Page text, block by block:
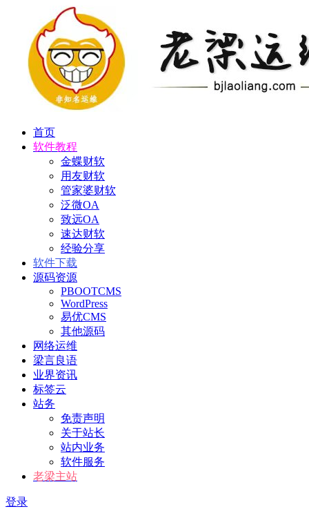
首页
软件教程
金蝶财软
用友财软
管家婆财软
泛微OA
致远OA
速达财软
经验分享
软件下载
源码资源
PBOOTCMS
WordPress
易优CMS
其他源码
网络运维
梁言良语
业界资讯
标签云
站务
免责声明
关于站长
站内业务
软件服务
老梁主站
登录